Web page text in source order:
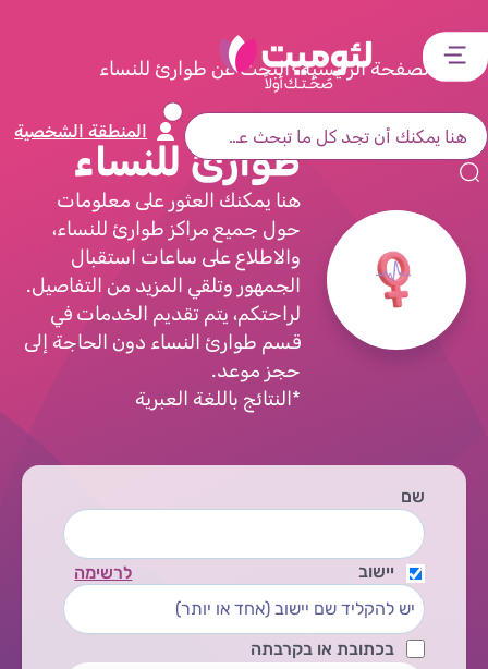
דלג
לתפריט
דלג
לרכיב
דלג
לתוכן
דלג
לאזור
תחתון
المنطقة الشخصية
الصفحة الرئيسية البحث عن طوارئ للنساء
طوارئ للنساء
هنا يمكنك العثور على معلومات
حول جميع مراكز طوارئ للنساء،
والاطلاع على ساعات استقبال
الجمهور وتلقي المزيد من التفاصيل.
لراحتكم، يتم تقديم الخدمات في
قسم طوارئ النساء دون الحاجة إلى
حجز موعد.
*النتائج باللغة العبرية
שם
יישוב לרשימה
בכתובת או בקרבתה